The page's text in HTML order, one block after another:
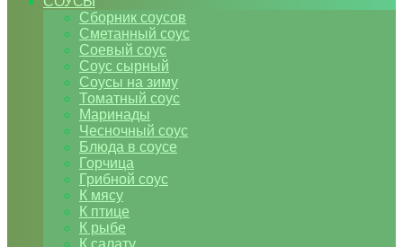
Сборник соусов
Сметанный соус
Соевый соус
Соус сырный
Соусы на зиму
Томатный соус
Маринады
Чесночный соус
Блюда в соусе
Горчица
Грибной соус
К мясу
К птице
К рыбе
К салату